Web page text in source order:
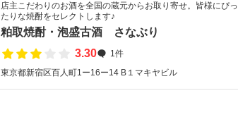
店主こだわりのお酒を全国の蔵元からお取り寄せ。皆様にぴっ
たりな焼酎をセレクトします♪
粕取焼酎・泡盛古酒 さなぶり
3.30
1件
東京都新宿区百人町1ー16ー14 B１マキヤビル